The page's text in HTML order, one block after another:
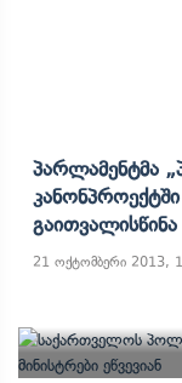
Პარლამენტმა
Კანონპროექტში
Გაითვალისწინა
21 ოქტომბერი 2013,